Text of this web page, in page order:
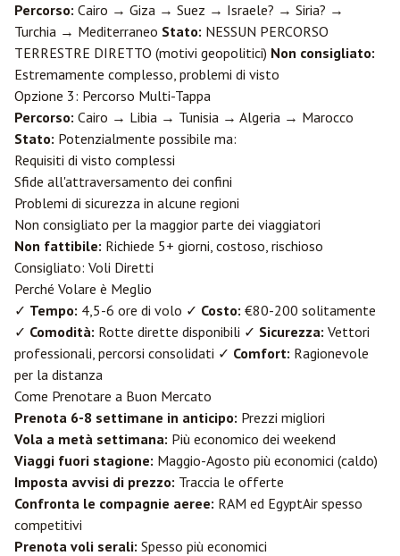
Percorso: Cairo → Giza → Suez → Israele? → Siria? →
Turchia → Mediterraneo Stato: NESSUN PERCORSO
TERRESTRE DIRETTO (motivi geopolitici) Non consigliato:
Estremamente complesso, problemi di visto
Opzione 3: Percorso Multi-Tappa
Percorso: Cairo → Libia → Tunisia → Algeria → Marocco
Stato: Potenzialmente possibile ma:
Requisiti di visto complessi
Sfide all'attraversamento dei confini
Problemi di sicurezza in alcune regioni
Non consigliato per la maggior parte dei viaggiatori
Non fattibile: Richiede 5+ giorni, costoso, rischioso
Consigliato: Voli Diretti
Perché Volare è Meglio
✓ Tempo: 4,5-6 ore di volo ✓ Costo: €80-200 solitamente
✓ Comodità: Rotte dirette disponibili ✓ Sicurezza: Vettori
professionali, percorsi consolidati ✓ Comfort: Ragionevole
per la distanza
Come Prenotare a Buon Mercato
Prenota 6-8 settimane in anticipo: Prezzi migliori
Vola a metà settimana: Più economico dei weekend
Viaggi fuori stagione: Maggio-Agosto più economici (caldo)
Imposta avvisi di prezzo: Traccia le offerte
Confronta le compagnie aeree: RAM ed EgyptAir spesso
competitivi
Prenota voli serali: Spesso più economici